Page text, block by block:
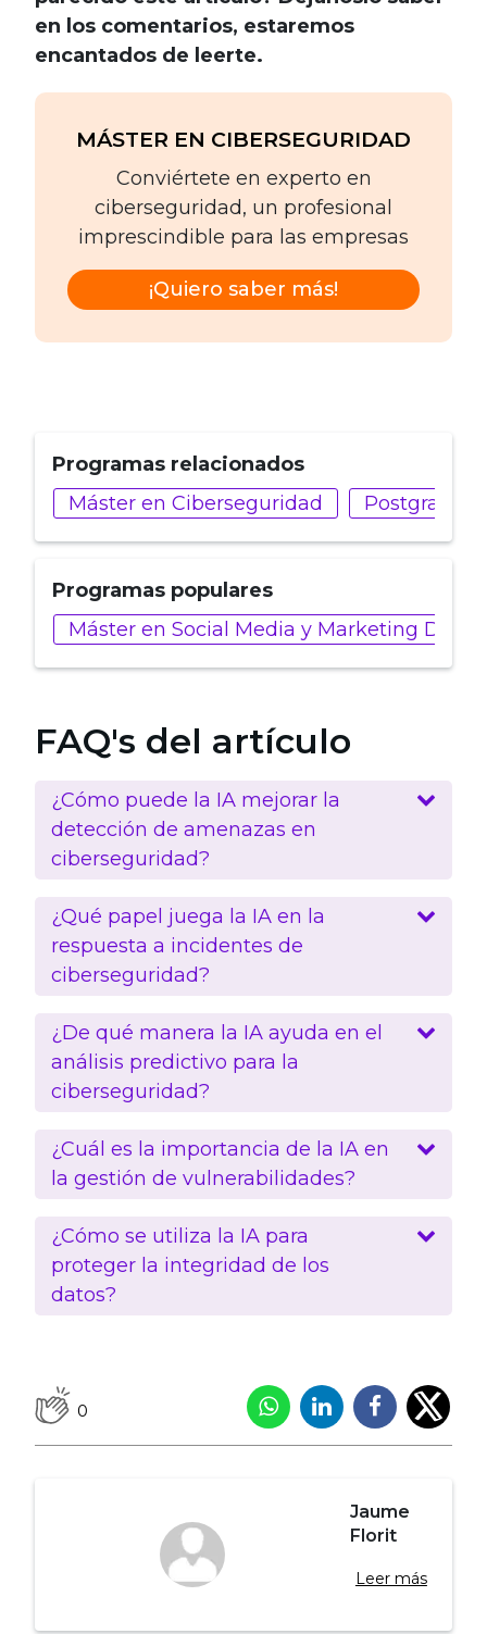
en los comentarios, estaremos
encantados de leerte.
MÁSTER EN CIBERSEGURIDAD
Conviértete en experto en
ciberseguridad, un profesional
imprescindible para las empresas
¡Quiero saber más!
Programas relacionados
Máster en Ciberseguridad
Postgrado
Programas populares
Máster en Social Media y Marketing
FAQ's del artículo
¿Cómo puede la IA mejorar la
detección de amenazas en
ciberseguridad?
¿Qué papel juega la IA en la
respuesta a incidentes de
ciberseguridad?
¿De qué manera la IA ayuda en el
análisis predictivo para la
ciberseguridad?
¿Cuál es la importancia de la IA en
la gestión de vulnerabilidades?
¿Cómo se utiliza la IA para
proteger la integridad de los
datos?
0
Jaume
Florit
Leer más